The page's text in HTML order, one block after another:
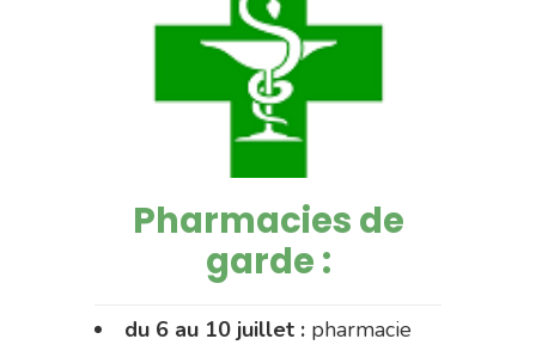
Pharmacies de
garde :
du 6 au 10 juillet : pharmacie